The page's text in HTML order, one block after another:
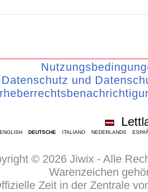
Datenschutz und
ENGLISH DEUTSCHE ITALIANO NEDERLANDS
© 2026 Jiwix - Alle
Warenzeichen
Zeit in der Zentrale